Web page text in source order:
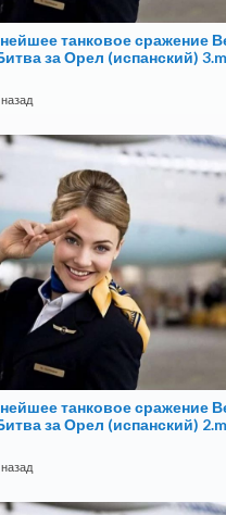
танковое сражение
за Орел (испанский)
танковое сражение
за Орел (испанский)